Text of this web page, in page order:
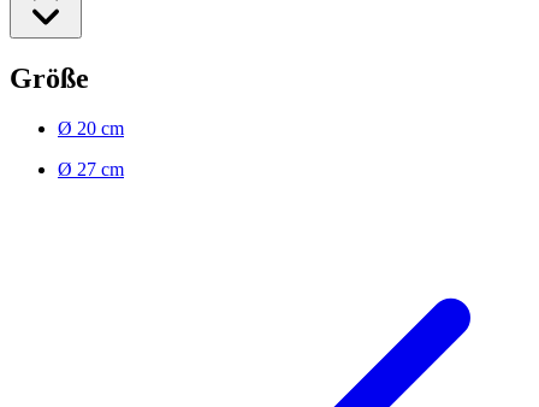
Größe
Ø 20 cm
Ø 27 cm